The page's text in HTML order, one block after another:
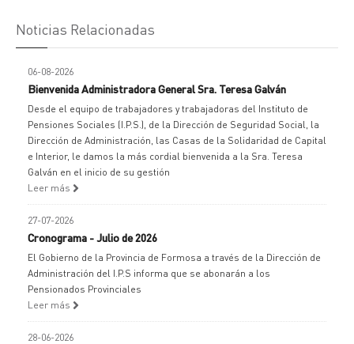
Noticias Relacionadas
06-08-2026
Bienvenida Administradora General Sra. Teresa Galván
Desde el equipo de trabajadores y trabajadoras del Instituto de
Pensiones Sociales (I.P.S.), de la Dirección de Seguridad Social, la
Dirección de Administración, las Casas de la Solidaridad de Capital
e Interior, le damos la más cordial bienvenida a la Sra. Teresa
Galván en el inicio de su gestión
Leer más
27-07-2026
Cronograma - Julio de 2026
El Gobierno de la Provincia de Formosa a través de la Dirección de
Administración del I.P.S informa que se abonarán a los
Pensionados Provinciales
Leer más
28-06-2026